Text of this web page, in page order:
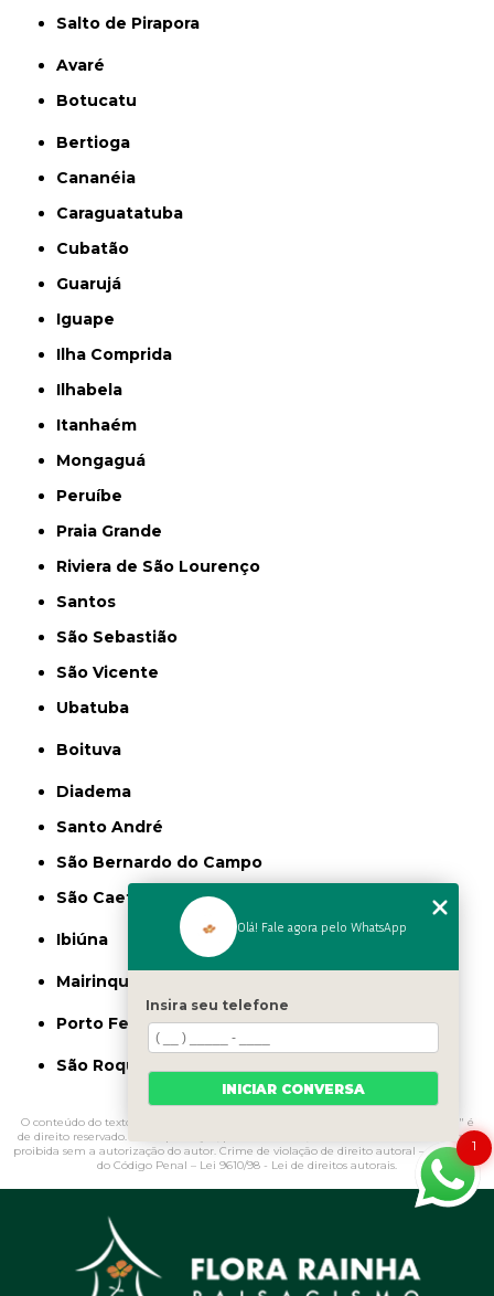
Salto de Pirapora
Avaré
Botucatu
Bertioga
Cananéia
Caraguatatuba
Cubatão
Guarujá
Iguape
Ilha Comprida
Ilhabela
Itanhaém
Mongaguá
Peruíbe
Praia Grande
Riviera de São Lourenço
Santos
São Sebastião
São Vicente
Ubatuba
Boituva
Diadema
Santo André
São Bernardo do Campo
São Caetano do Sul
Ibiúna
Mairinque
Porto Feliz
São Roque
O conteúdo do texto "
" é
de direito reservado. Sua reprodução, parcial ou total, mesmo citando nossos links, é
proibida sem a autorização do autor. Crime de violação de direito autoral – artigo 184
do Código Penal – Lei 9610/98 - Lei de direitos autorais.
1
Olá! Fale agora pelo WhatsApp
Insira seu telefone
INICIAR CONVERSA